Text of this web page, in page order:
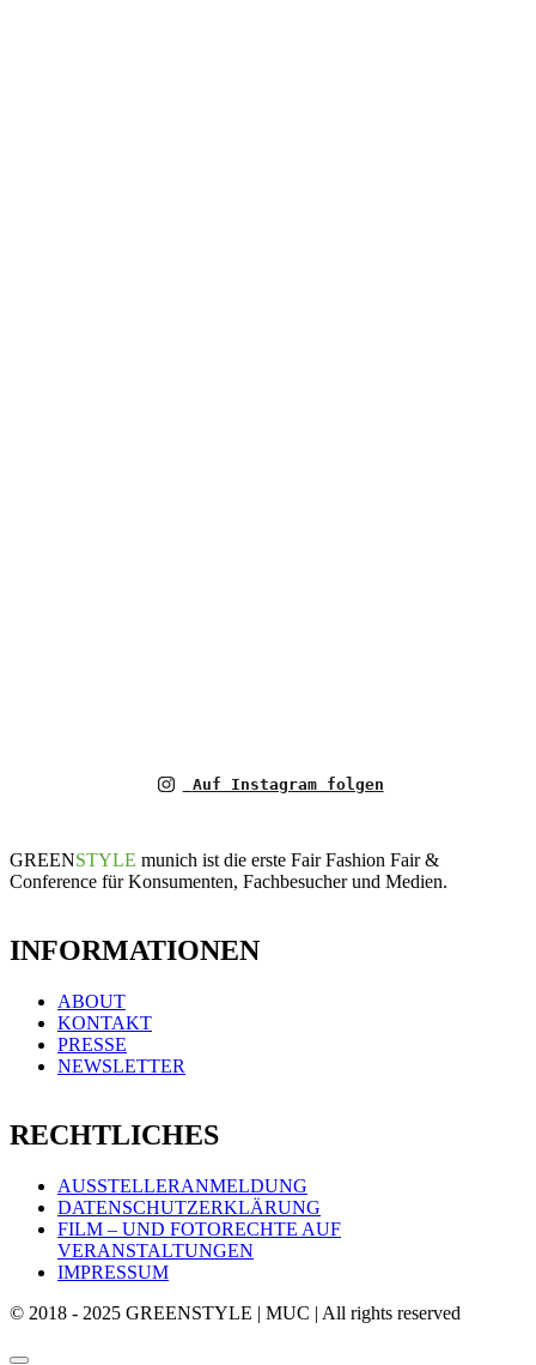
Auf Instagram folgen
GREENSTYLE munich ist die erste Fair Fashion Fair &
Conference für Konsumenten, Fachbesucher und Medien.
INFORMATIONEN
ABOUT
KONTAKT
PRESSE
NEWSLETTER
RECHTLICHES
AUSSTELLERANMELDUNG
DATENSCHUTZERKLÄRUNG
FILM – UND FOTORECHTE AUF
VERANSTALTUNGEN
IMPRESSUM
© 2018 - 2025 GREENSTYLE | MUC | All rights reserved